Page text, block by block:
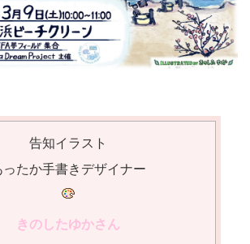
告知イラスト
ったか手書きデザイナー
きのしたゆかさん